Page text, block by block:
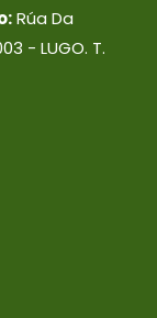
Rúa Da
- LUGO. T.